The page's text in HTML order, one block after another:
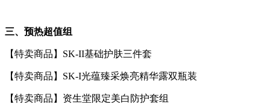
三、预热超值组
【特卖商品】SK-II基础护肤三件套
【特卖商品】SK-I光蕴臻采焕亮精华露双瓶装
【特卖商品】资生堂限定美白防护套组